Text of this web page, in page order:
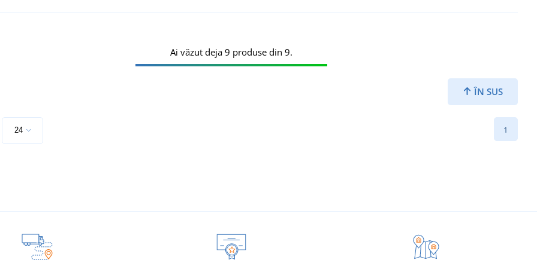
ÎN SUS
Ai văzut deja 9 produse din 9.
1